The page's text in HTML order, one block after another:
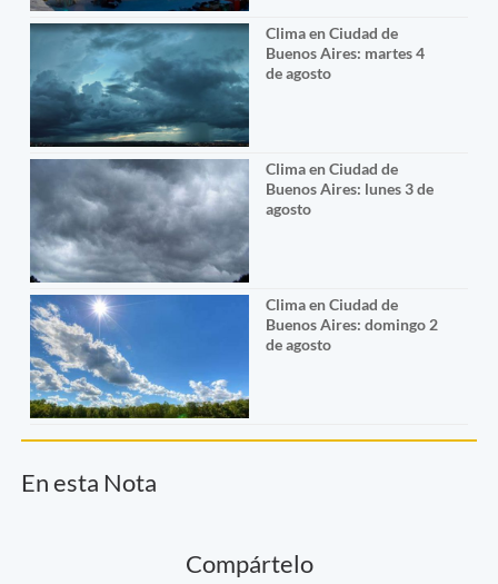
Clima en Ciudad de
Buenos Aires: martes 4
de agosto
Clima en Ciudad de
Buenos Aires: lunes 3 de
agosto
Clima en Ciudad de
Buenos Aires: domingo 2
de agosto
En esta Nota
Compártelo